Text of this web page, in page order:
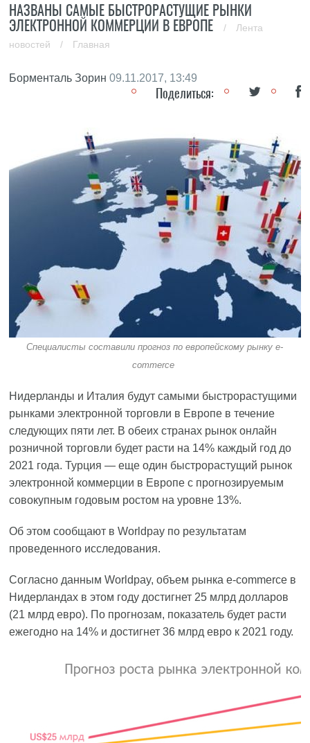
НАЗВАНЫ САМЫЕ БЫСТРОРАСТУЩИЕ РЫНКИ
ЭЛЕКТРОННОЙ КОММЕРЦИИ В ЕВРОПЕ
/
Лента
новостей
/ Главная
Борменталь Зорин 09.11.2017, 13:49
Поделиться:
Специалисты составили прогноз по европейскому рынку e-
commerce
Нидерланды и Италия будут самыми быстрорастущими
рынками электронной торговли в Европе в течение
следующих пяти лет. В обеих странах рынок онлайн
розничной торговли будет расти на 14% каждый год до
2021 года. Турция — еще один быстрорастущий рынок
электронной коммерции в Европе с прогнозируемым
совокупным годовым ростом на уровне 13%.
Об этом сообщают в Worldpay по результатам
проведенного исследования.
Согласно данным Worldpay, объем рынка e-commerce в
Нидерландах в этом году достигнет 25 млрд долларов
(21 млрд евро). По прогнозам, показатель будет расти
ежегодно на 14% и достигнет 36 млрд евро к 2021 году.